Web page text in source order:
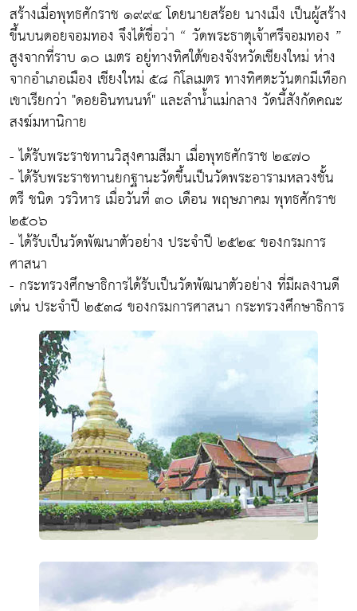
สร้างเมื่อพุทธศักราช ๑๙๙๔ โดยนายสร้อย นางเม็ง เป็นผู้สร้าง
ขึ้นบนดอยจอมทอง จึงได้ชื่อว่า “ วัดพระธาตุเจ้าศรีจอมทอง ”
สูงจากที่ราบ ๑๐ เมตร อยู่ทางทิศใต้ของจังหวัดเชียงใหม่ ห่าง
จากอำเภอเมือง เชียงใหม่ ๕๘ กิโลเมตร ทางทิศตะวันตกมีเทือก
เขาเรียกว่า "ดอยอินทนนท์" และลำน้ำแม่กลาง วัดนี้สังกัดคณะ
สงฆ์มหานิกาย
- ได้รับพระราชทานวิสุงคามสีมา เมื่อพุทธศักราช ๒๔๗๐
- ได้รับพระราชทานยกฐานะวัดขึ้นเป็นวัดพระอารามหลวงชั้น
ตรี ชนิด วรวิหาร เมื่อวันที่ ๓๐ เดือน พฤษภาคม พุทธศักราช
๒๕๐๖
- ได้รับเป็นวัดพัฒนาตัวอย่าง ประจำปี ๒๕๒๔ ของกรมการ
ศาสนา
- กระทรวงศึกษาธิการได้รับเป็นวัดพัฒนาตัวอย่าง ที่มีผลงานดี
เด่น ประจำปี ๒๕๓๘ ของกรมการศาสนา กระทรวงศึกษาธิการ